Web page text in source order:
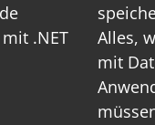
.NET
Alles,
mit